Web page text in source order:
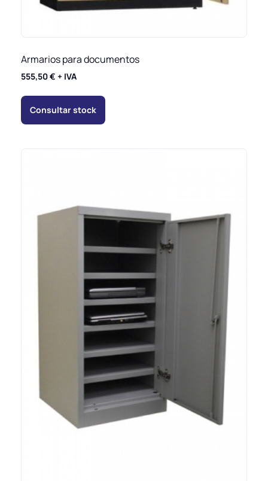
Armarios para documentos
555,50€ + IVA
Consultar stock